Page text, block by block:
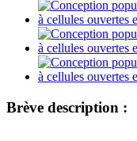
Brève description :